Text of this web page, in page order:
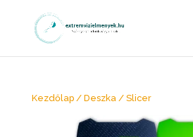
Kezdőlap/ Deszka/ Slicer